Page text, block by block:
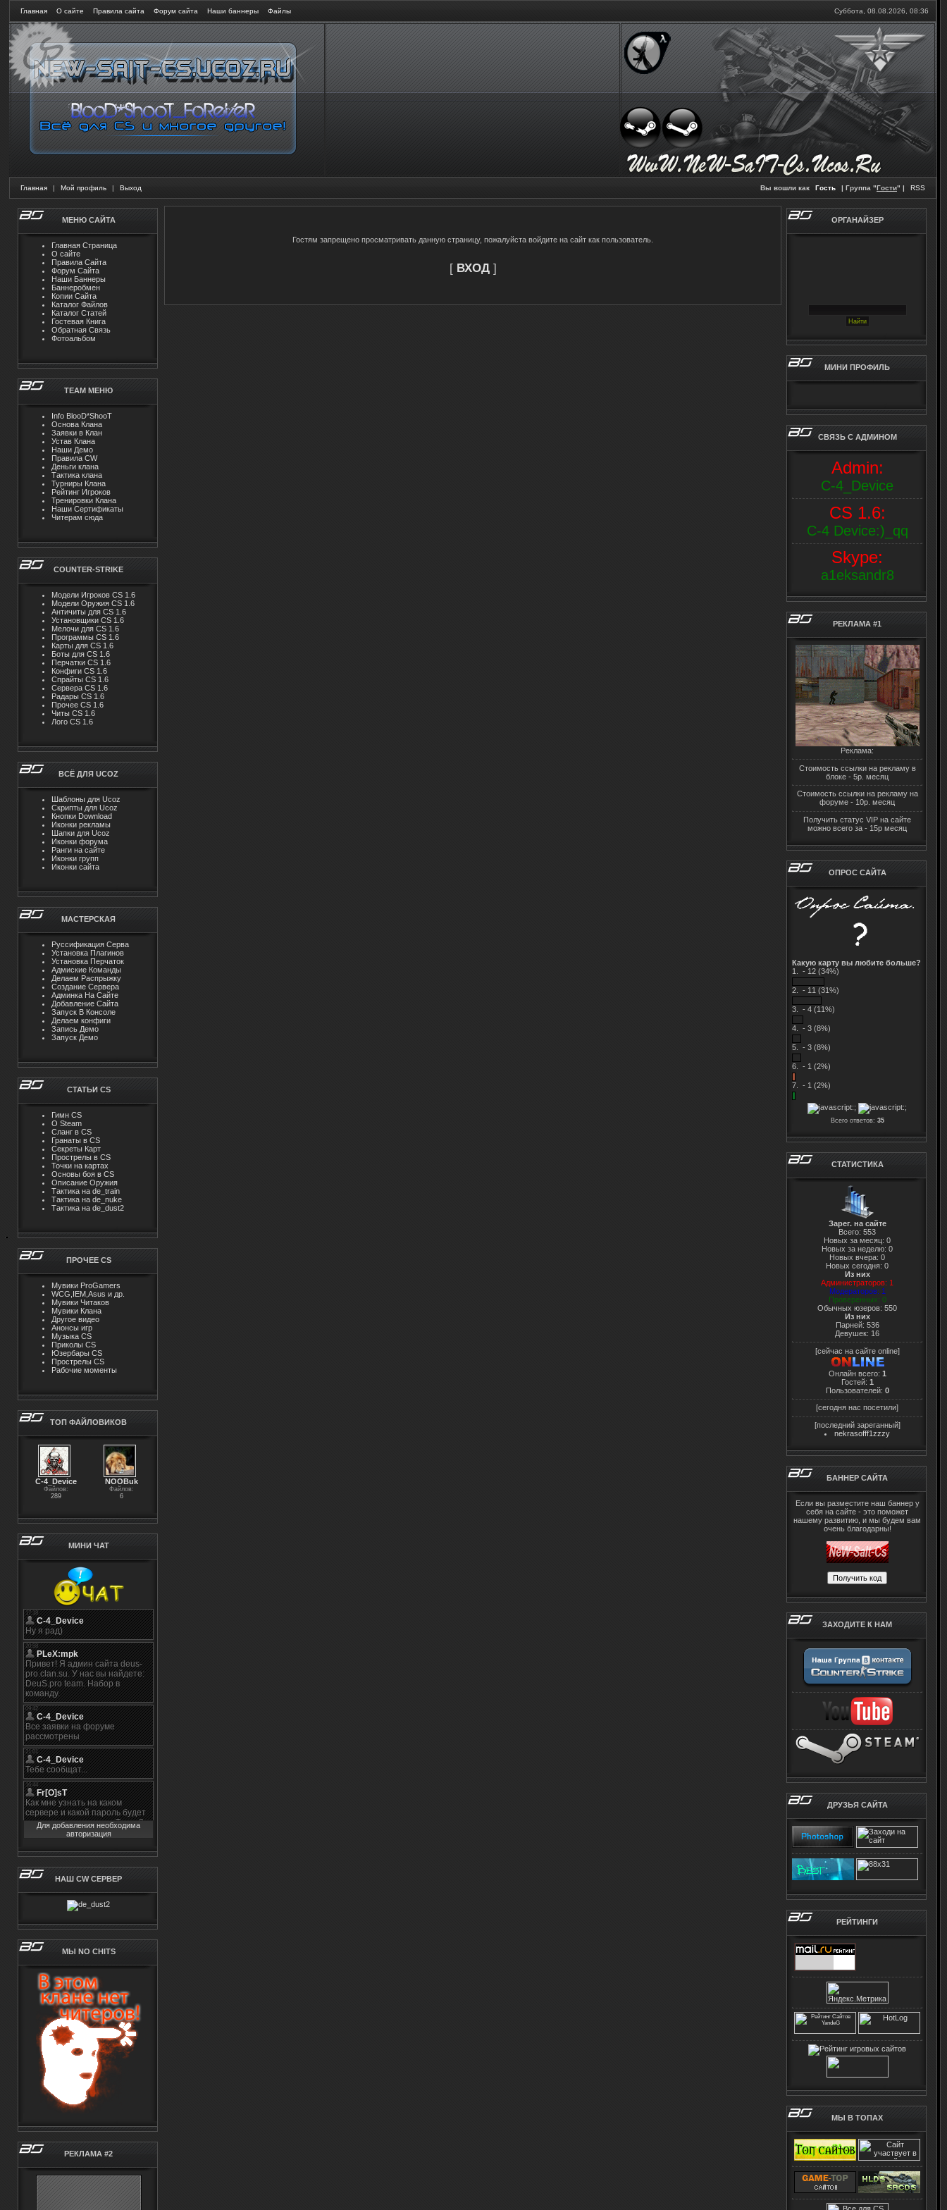
Главная О сайте Правила сайта Форум сайта Наши баннеры Файлы Суббота, 08.08.2026, 08:36
Главная | Мой профиль | Выход Вы вошли как Гость | Группа "Гости" | RSS
МЕНЮ САЙТА
Главная Страница
О сайте
Правила Сайта
Форум Сайта
Наши Баннеры
Баннеробмен
Копии Сайта
Каталог Файлов
Каталог Статей
Гостевая Книга
Обратная Связь
Фотоальбом
TEAM MЕНЮ
Info BlooD*ShooT
Основа Клана
Заявки в Клан
Устав Клана
Наши Демо
Правила CW
Деньги клана
Тактика клана
Турниры Клана
Рейтинг Игроков
Тренировки Клана
Наши Сертификаты
Читерам сюда
COUNTER-STRIKE
Модели Игроков CS 1.6
Модели Оружия CS 1.6
Античиты для CS 1.6
Установщики CS 1.6
Мелочи для CS 1.6
Программы CS 1.6
Карты для CS 1.6
Боты для CS 1.6
Перчатки CS 1.6
Конфиги CS 1.6
Спрайты CS 1.6
Сервера CS 1.6
Радары CS 1.6
Прочее CS 1.6
Читы CS 1.6
Лого CS 1.6
ВСЁ ДЛЯ UCOZ
Шаблоны для Ucoz
Скрипты для Ucoz
Кнопки Download
Иконки рекламы
Шапки для Ucoz
Иконки форума
Ранги на сайте
Иконки групп
Иконки сайта
МАСТЕРСКАЯ
Руссификация Серва
Установка Плагинов
Установка Перчаток
Адмиские Команды
Делаем Распрыжку
Создание Сервера
Админка На Сайте
Добавление Сайта
Запуск В Консоле
Делаем конфиги
Запись Демо
Запуск Демо
СТАТЬИ CS
Гимн CS
О Steam
Cлaнг в CS
Гранаты в CS
Секреты Карт
Прострелы в CS
Точки на картах
Основы боя в CS
Описание Оружия
Тактика на de_train
Тактика на de_nuke
Тактика на de_dust2
ПРОЧЕЕ CS
Мувики ProGamers
WCG,IEM,Asus и др.
Мувики Читаков
Мувики Клана
Другое видео
Анонсы игр
Музыка CS
Приколы CS
Юзербары CS
Прострелы CS
Рабочие моменты
ТОП ФАЙЛОВИКОВ
С-4_Device
Файлов:
289
NOOBuk
Файлов:
6
МИНИ ЧАТ
Для добавления необходима
авторизация
НАШ CW СЕРВЕР
МЫ NO CHITS
РЕКЛАМА #2
Гостям запрещено просматривать данную страницу, пожалуйста войдите на сайт как пользователь.
[ ВХОД]
ОРГАНАЙЗЕР
МИНИ ПРОФИЛЬ
СВЯЗЬ С АДМИНОМ
Аdmin:
С-4_Device
CS 1.6:
C-4 Device:)_qq
Skype:
a1eksandr8
РЕКЛАМА #1
Реклама:
Стоимость ссылки на рекламу в
блоке - 5р. месяц
Стоимость ссылки на рекламу на
форуме - 10р. месяц
Получить статус VIP на сайте
можно всего за - 15р месяц
ОПРОС САЙТА
Какую карту вы любите больше?
1.
- 12 (34%)
2. - 11 (31%)
3. - 4 (11%)
4. - 3 (8%)
5. - 3 (8%)
6. - 1 (2%)
7. - 1 (2%)
Всего ответов: 35
СТАТИСТИКА
Зарег. на сайте
Всего: 553
Новых за месяц: 0
Новых за неделю: 0
Новых вчера: 0
Новых сегодня: 0
Из них
Администраторов: 1
Модераторов: 1
Проверенных: 0
Обычных юзеров: 550
Из них
Парней: 536
Девушек: 16
[сейчас на сайте online]
Онлайн всего: 1
Гостей: 1
Пользователей: 0
[сегодня нас посетили]
[последний зареганный]
nekrasofff1zzzy
БАННЕР САЙТА
Если вы разместите наш баннер у
себя на сайте - это поможет
нашему развитию, и мы будем вам
очень благодарны!
ЗАХОДИТЕ К НАМ
ДРУЗЬЯ САЙТА
РЕЙТИНГИ
МЫ В ТОПАХ